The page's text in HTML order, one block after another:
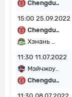
Chengdu..
15:00 25.09.2022
Chengdu..
Хэнань ..
11:30 11.07.2022
Мэйчжоу..
Chengdu..